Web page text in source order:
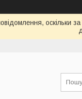
оскільки